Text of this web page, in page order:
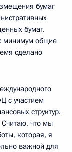
бумаг
бумаг.
минимум общие
сделано
с участием
структур.
Считаю, что мы
которая, я
важной для